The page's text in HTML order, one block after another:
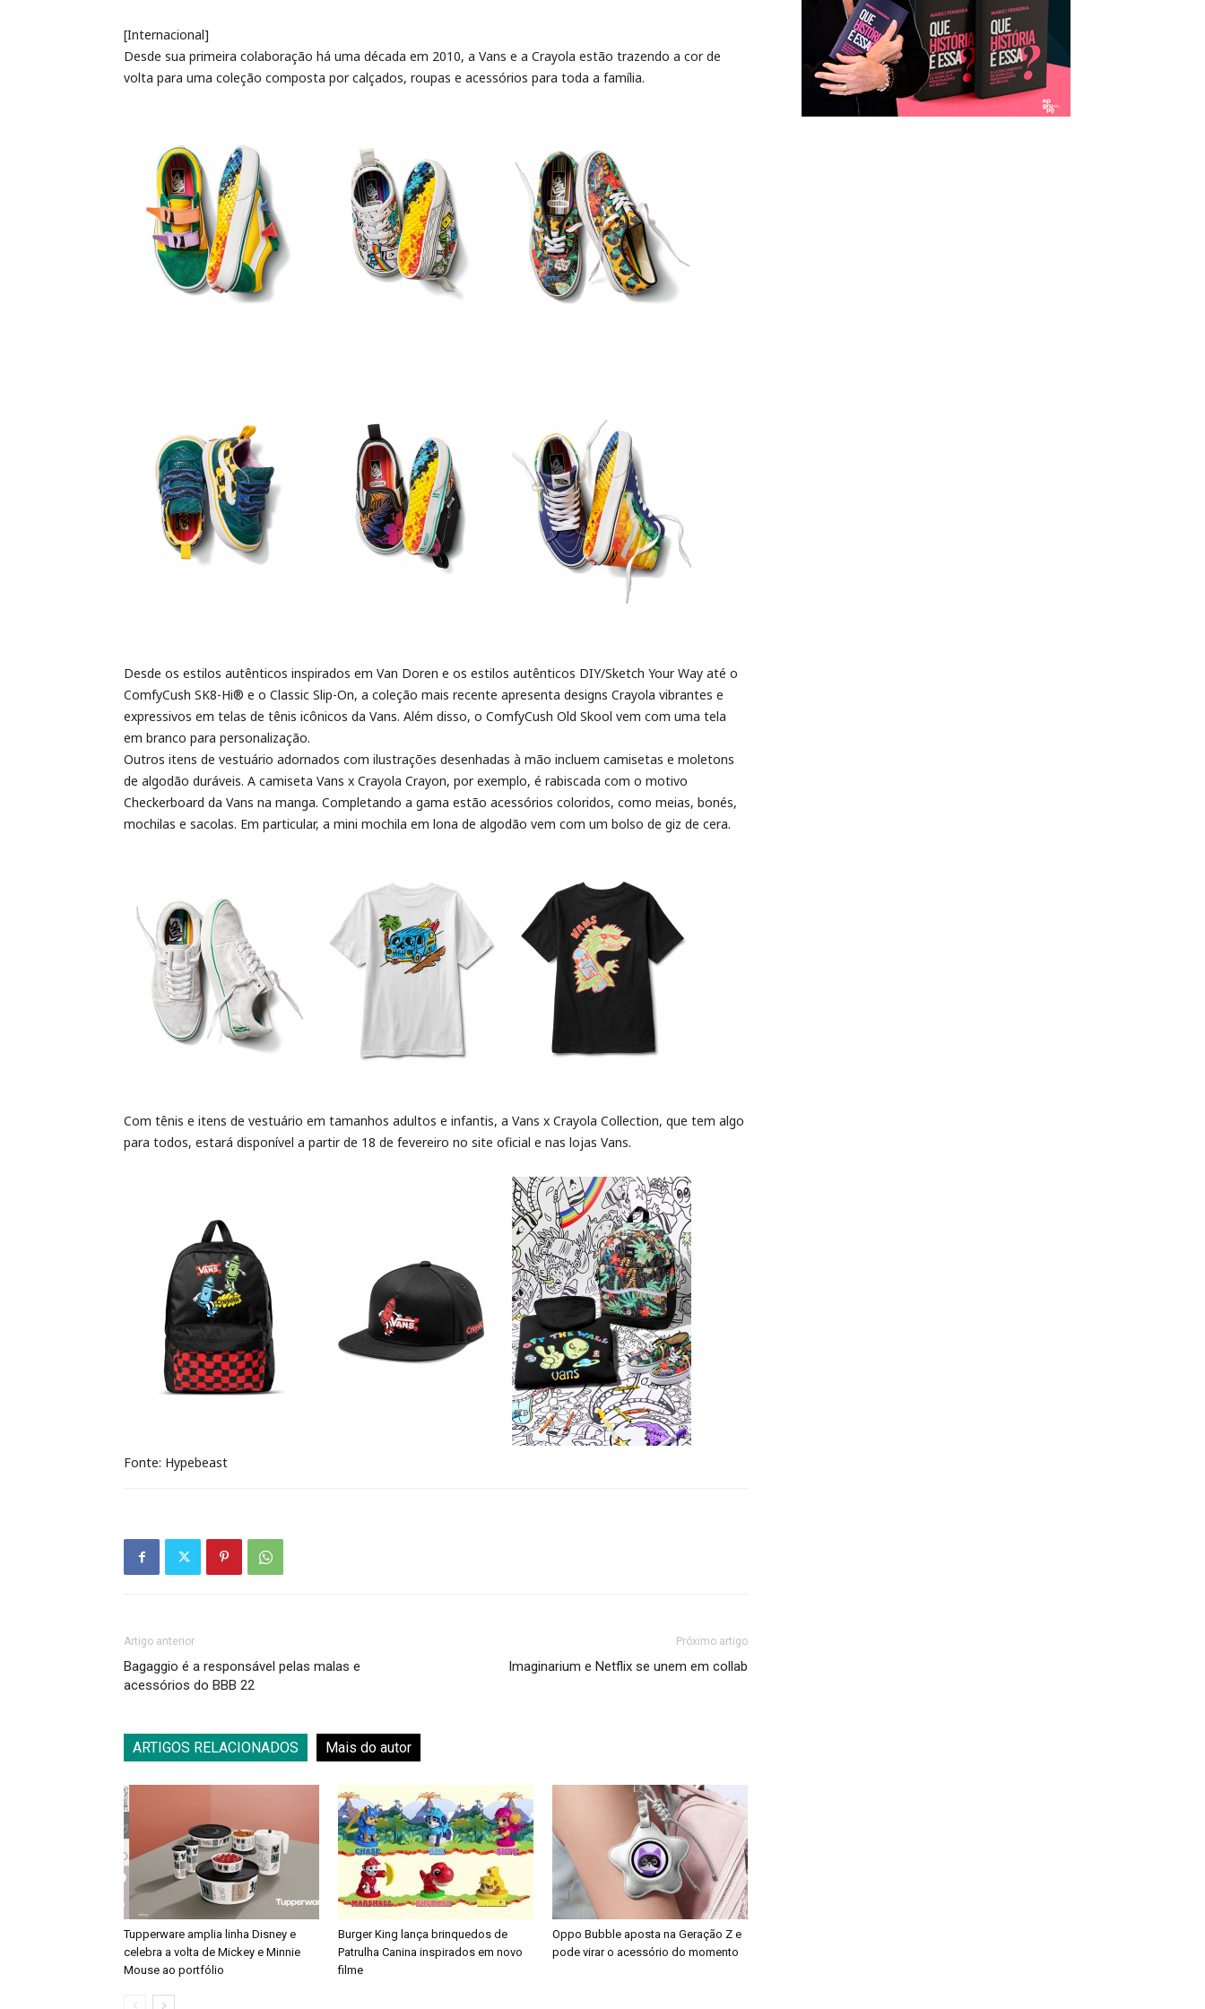
[Internacional]
Desde sua primeira colaboração há uma década em 2010, a Vans e a Crayola estão trazendo a cor de
volta para uma coleção composta por calçados, roupas e acessórios para toda a família.
Desde os estilos autênticos inspirados em Van Doren e os estilos autênticos DIY/Sketch Your Way até o
ComfyCush SK8-Hi® e o Classic Slip-On, a coleção mais recente apresenta designs Crayola vibrantes e
expressivos em telas de tênis icônicos da Vans. Além disso, o ComfyCush Old Skool vem com uma tela
em branco para personalização.
Outros itens de vestuário adornados com ilustrações desenhadas à mão incluem camisetas e moletons
de algodão duráveis. A camiseta Vans x Crayola Crayon, por exemplo, é rabiscada com o motivo
Checkerboard da Vans na manga. Completando a gama estão acessórios coloridos, como meias, bonés,
mochilas e sacolas. Em particular, a mini mochila em lona de algodão vem com um bolso de giz de cera.
Com tênis e itens de vestuário em tamanhos adultos e infantis, a Vans x Crayola Collection, que tem algo
para todos, estará disponível a partir de 18 de fevereiro no site oficial e nas lojas Vans.
Fonte: Hypebeast
Artigo anterior
Bagaggio é a responsável pelas malas e
acessórios do BBB 22
Próximo artigo
Imaginarium e Netflix se unem em collab
ARTIGOS RELACIONADOS Mais do autor
Tupperware amplia linha Disney e
celebra a volta de Mickey e Minnie
Mouse ao portfólio
Burger King lança brinquedos de
Patrulha Canina inspirados em novo
filme
Oppo Bubble aposta na Geração Z e
pode virar o acessório do momento